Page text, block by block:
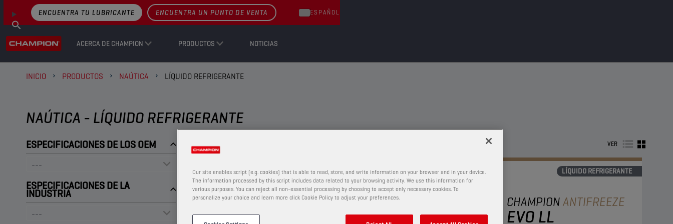
ACERCA DE CHAMPION PRODUCTOS NOTICIAS
ENCUENTRA TU LUBRICANTE ENCUENTRA UN PUNTO DE VENTA ESPAÑOL
INICIO PRODUCTOS NAÚTICA LÍQUIDO REFRIGERANTE
NAÚTICA - LÍQUIDO REFRIGERANTE
ESPECIFICACIONES DE LOS OEM
ESPECIFICACIONES DE LA
INDUSTRIA
VER
LÍQUIDO REFRIGERANTE
CHAMPIONCOOLANT
EVO LL -36°C
LÍQUIDO REFRIGERANTE
CHAMPIONANTIFREEZE
EVO LL
Our site enables script (e.g. cookies) that is able to read, store, and write information on your browser and in your device.
The information processed by this script includes data related to your browsing activity. We use this information for
various purposes. You can reject all non-essential processing by choosing to accept only necessary cookies. To
personalize your choice and learn more click Cookie Policy to adjust your preferences.